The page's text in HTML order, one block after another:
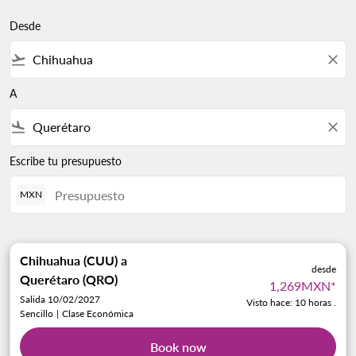
Desde
flight_takeoff close
A
flight_land close
Escribe tu presupuesto
MXN
Chihuahua (CUU) a
Querétaro (QRO)
Salida 10/02/2027
Sencillo | Clase Económica
desde
1,269MXN*
Visto hace: 10 horas .
Book now